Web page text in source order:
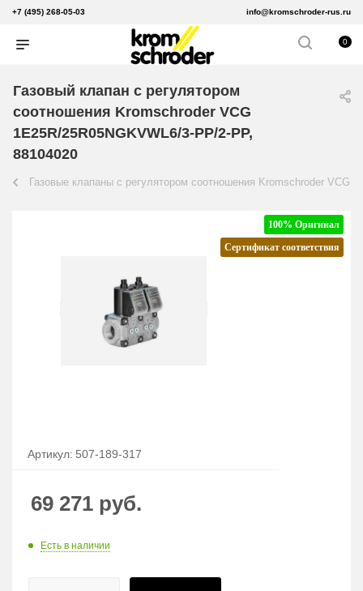
+7 (495) 268-05-03 info@kromschroder-rus.ru
0
Газовый клапан с регулятором
соотношения Kromschroder VCG
1E25R/25R05NGKVWL6/3-PP/2-PP,
88104020
Газовые клапаны с регулятором соотношения Kromschroder VCG
100% Оригинал
Сертификат соответствия
Артикул: 507-189-317
69 271 руб.
Есть в наличии